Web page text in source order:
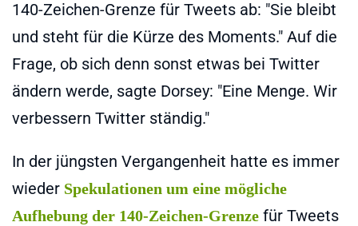
140-Zeichen-Grenze für Tweets ab: "Sie bleibt
und steht für die Kürze des Moments." Auf die
Frage, ob sich denn sonst etwas bei Twitter
ändern werde, sagte Dorsey: "Eine Menge. Wir
verbessern Twitter ständig."
In der jüngsten Vergangenheit hatte es immer
wieder Spekulationen um eine mögliche
Aufhebung der 140-Zeichen-Grenze für Tweets